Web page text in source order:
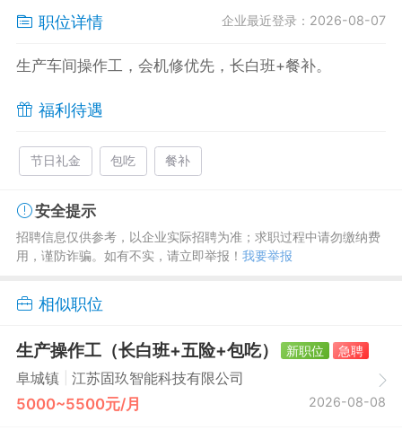
职位详情 企业最近登录：2026-08-07
生产车间操作工，会机修优先，长白班+餐补。
福利待遇
节日礼金 包吃 餐补
安全提示
招聘信息仅供参考，以企业实际招聘为准；求职过程中请勿缴纳费
用，谨防诈骗。如有不实，请立即举报！ 我要举报
相似职位
生产操作工（长白班+五险+包吃） 新职位
急聘
阜城镇
江苏固玖智能科技有限公司
5000~5500元/月 2026-08-08